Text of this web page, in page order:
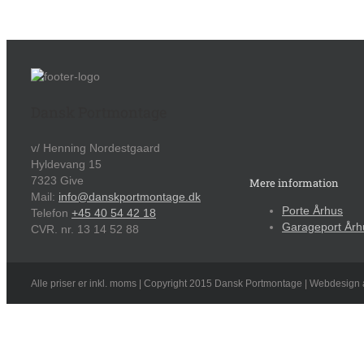
v/ Henning Nordestgaard
Hyldevang 15
7323 Give
Mail: info@danskportmontage.dk
Telefon +45 40 54 42 18
CVR. nr. 13 14 52 88
Mere information
Porte Århus
Garageport
Alle priser er inkl. moms | Copyright 2015 Dansk Portmontage | Webdesign